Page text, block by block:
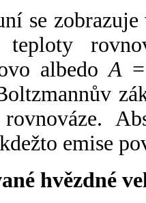
se
albedoA
rovnováze.
emise
hvězdné